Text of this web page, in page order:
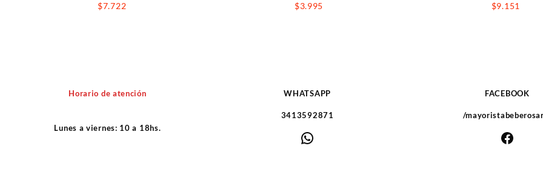
$7.722
$3.995
$9.151
Horario de atención
Lunes a viernes: 10 a 18hs.
WHATSAPP
3413592871
WhatsApp
FACEBOOK
/